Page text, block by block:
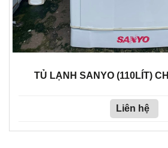
TỦ LẠNH SANYO (110LÍT)
Liên hệ